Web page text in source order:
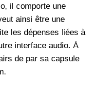
il comporte une
ainsi être une
les dépenses liées à
interface audio. À
de par sa capsule